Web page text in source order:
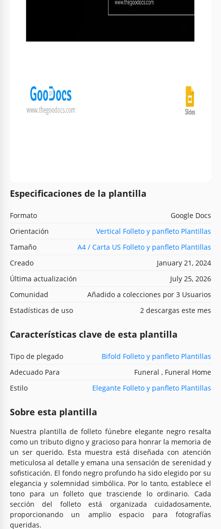
Especificaciones de la plantilla
Formato
Google Docs
Orientación
Vertical Folleto y panfleto Plantillas
Tamaño
A4 / Carta US Folleto y panfleto Plantillas
Creado
January 21, 2024
Última actualización
July 25, 2026
Comunidad
Añadido a colecciones por 3 Usuarios
Estadísticas de uso
2 descargas este mes
Características clave de esta plantilla
Tipo de plegado
Bifold Folleto y panfleto Plantillas
Adecuado Para
Funeral , Funeral Home
Estilo
Elegante Folleto y panfleto Plantillas
Sobre esta plantilla
Nuestra plantilla de folleto fúnebre elegante negro resalta
como un tributo digno y gracioso para honrar la memoria de
un ser querido. Esta muestra está diseñada con atención
meticulosa al detalle y emana una sensación de serenidad y
sofisticación. El fondo negro profundo ha sido elegido por su
elegancia y solemnidad simbólica. Por lo tanto, establece el
tono para un folleto que trasciende lo ordinario. Cada
sección del folleto está organizada cuidadosamente,
proporcionando un amplio espacio para fotografías
queridas.